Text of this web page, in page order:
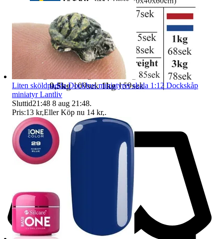
Liten sköldpadda Dockhus miniatyrer skala 1:12 Dockskåp
miniatyr Lantliv
Sluttid21:48 8 aug 21:48.
Pris:13 kr,Eller Köp nu 14 kr,.